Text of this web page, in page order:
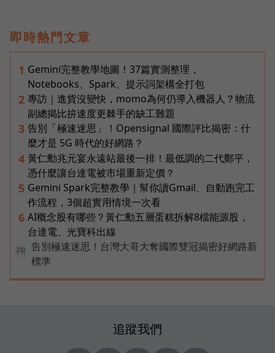
即時熱門文章
1 Gemini完整教學地圖！37篇實測整理，
Notebooks、Spark、提示詞架構全打包
2 專訪｜進貨沒變快，momo為何仍導入機器人？物流
副總揭比拚速度更棘手的缺工難題
3 告別「極速迷思」！Opensignal 國際評比揭密：什
麼才是 5G 時代的好網路？
4 黃仁勳兆元宴永遠站最後一排！最低調的二代鄭平，
憑什麼讓台達電被市場重新定價？
5 Gemini Spark完整教學｜幫你讀Gmail、自動跑完工
作流程，3個超實用情境一次看
6 AI概念股有哪些？黃仁勳五層蛋糕拆解8檔能源股，
台達電、光寶科出線
PR
告別極速迷思！台灣大哥大奪國際雙冠揭密好網路新
標準
追蹤我們